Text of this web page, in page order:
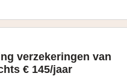
verzekeringen van
€ 145/jaar